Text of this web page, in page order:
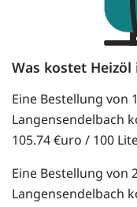
Was kostet Heizöl
Eine Bestellung von
Langensendelbach
105.74 €uro / 100
Eine Bestellung von
Langensendelbach